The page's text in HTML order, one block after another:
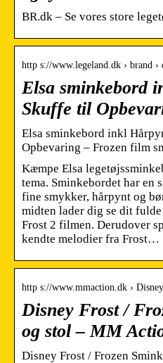
BR.dk – Se vores store
http s://www.legeland.dk › brand ›
Elsa sminkebord
Skuffe til
Elsa sminkebord inkl
Opbevaring – Frozen film
Kæmpe Elsa
tema. Sminkebordet har en
fine smykker, hårpynt og
midten lader dig se dit
Frost 2 filmen. Derudover
kendte melodier fra Frost…
http s://www.mmaction.dk ›
Disney Frost /
og stol – MM
Disney Frost / Frozen